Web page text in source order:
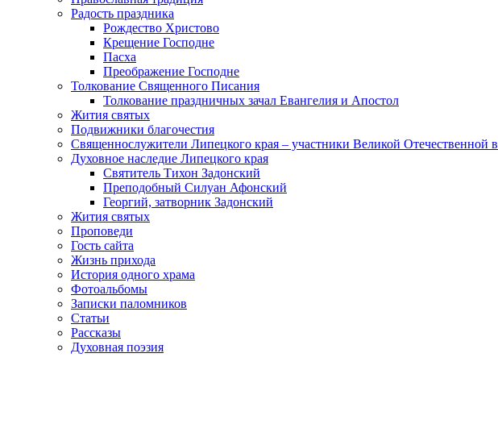
Радость праздника
Рождество Христово
Крещение Господне
Пасха
Преображение Господне
Толкование Священного Писания
Толкование праздничных зачал Евангелия и Апостол
Жития святых
Подвижники благочестия
Священнослужители Липецкого края – участники Великой Отечественной
Духовное наследие Липецкого края
Святитель Тихон Задонский
Преподобный Силуан Афонский
Георгий, затворник Задонский
Жития святых
Проповеди
Гость сайта
Жизнь прихода
История одного храма
Фотоальбомы
Записки паломников
Статьи
Рассказы
Духовная поэзия